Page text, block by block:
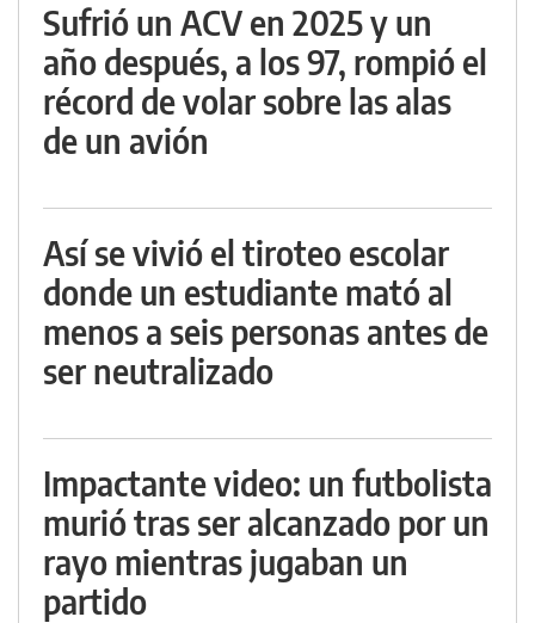
Sufrió un ACV en 2025 y un
año después, a los 97, rompió el
récord de volar sobre las alas
de un avión
Así se vivió el tiroteo escolar
donde un estudiante mató al
menos a seis personas antes de
ser neutralizado
Impactante video: un futbolista
murió tras ser alcanzado por un
rayo mientras jugaban un
partido